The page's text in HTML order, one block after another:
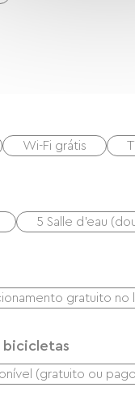
Wi-Fi grátis
5 Salle d'eau
gratuito no
bicicletas
(gratuito ou